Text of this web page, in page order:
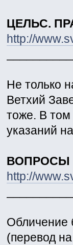
ЦЕЛЬС.
http://
Не только
Ветхий
тоже. В
указаний
ВОПРОСЫ
http://
Обличение
(перевод